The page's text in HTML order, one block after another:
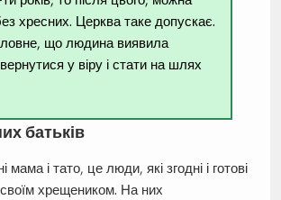
хресних. Церква таке допускає.
що людина виявила
у віру і стати на шлях
батьків
мама і тато, це люди, які згодні і готові
хрещеником. На них